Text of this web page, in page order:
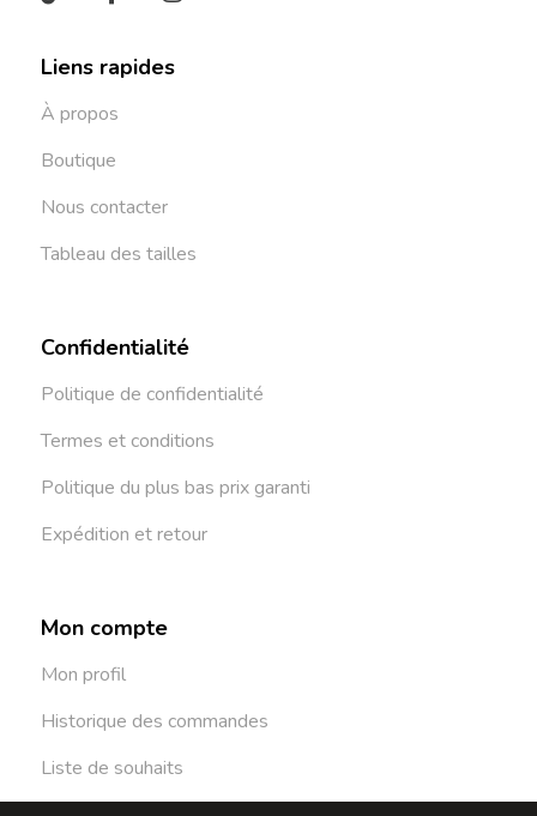
Liens rapides
À propos
Boutique
Nous contacter
Tableau des tailles
Confidentialité
Politique de confidentialité
Termes et conditions
Politique du plus bas prix garanti
Expédition et retour
Mon compte
Mon profil
Historique des commandes
Liste de souhaits